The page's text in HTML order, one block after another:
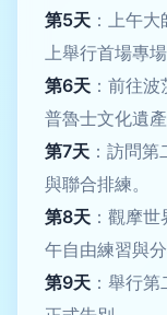
第5天 ：上午
上舉行首場專場
第6天 ：前往
普魯士文化遺產
第7天 ：訪問
與聯合排練。
第8天 ：觀摩
午自由練習與分
第9天 ：舉行